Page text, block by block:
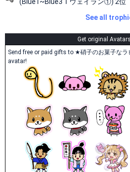
See all
Get original
Send free or paid gifts to ★硝子のお菓子な
avatar!